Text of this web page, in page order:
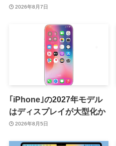
2026年8月7日
｢iPhone｣の2027年モデル
はディスプレイが大型化か
2026年8月5日